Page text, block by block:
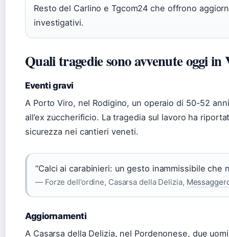
Resto del Carlino e Tgcom24 che offrono
investigativi.
Quali tragedie sono avvenute oggi in
Eventi gravi
A Porto Viro, nel Rodigino, un operaio di 50-52
all’ex zuccherificio. La tragedia sul lavoro ha
sicurezza nei cantieri veneti.
“Calci ai carabinieri: un gesto inammissibile che
— Forze dell’ordine, Casarsa della Delizia,
Aggiornamenti
A Casarsa della Delizia, nel Pordenonese, due